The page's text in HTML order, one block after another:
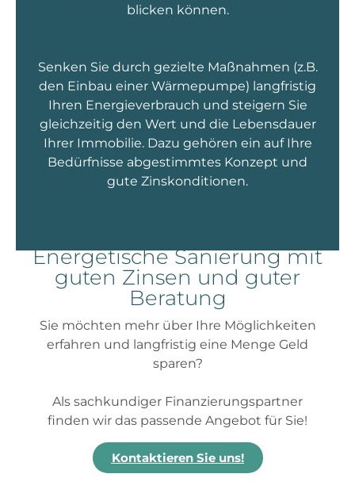
blicken können.
Senken Sie durch gezielte Maßnahmen (z.B.
den Einbau einer Wärmepumpe) langfristig
Ihren Energieverbrauch und steigern Sie
gleichzeitig den Wert und die Lebensdauer
Ihrer Immobilie. Dazu gehören ein auf Ihre
Bedürfnisse abgestimmtes Konzept und
gute Zinskonditionen.
Energetische Sanierung mit
guten Zinsen und guter
Beratung
Sie möchten mehr über Ihre Möglichkeiten
erfahren und langfristig eine Menge Geld
sparen?
Als sachkundiger Finanzierungspartner
finden wir das passende Angebot für Sie!
Kontaktieren Sie uns!